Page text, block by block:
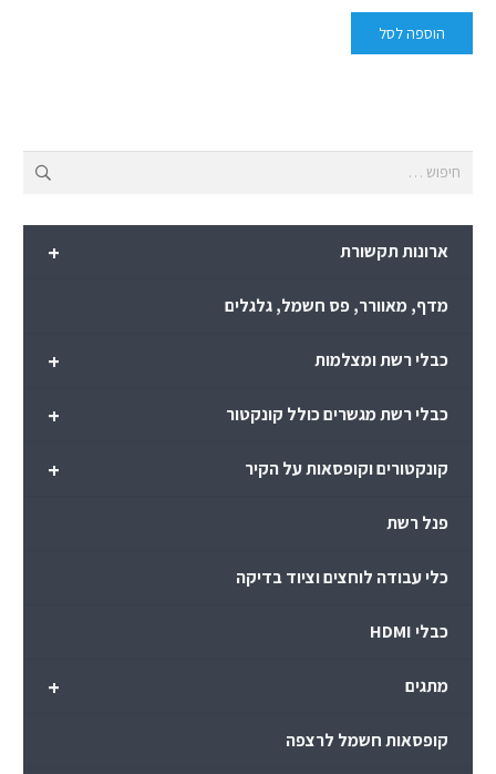
הוספה לסל
+ ארונות תקשורת
מדף, מאוורר, פס חשמל, גלגלים
+ כבלי רשת ומצלמות
+ כבלי רשת מגשרים כולל קונקטור
+ קונקטורים וקופסאות על הקיר
פנל רשת
כלי עבודה לוחצים וציוד בדיקה
כבלי HDMI
+ מתגים
קופסאות חשמל לרצפה